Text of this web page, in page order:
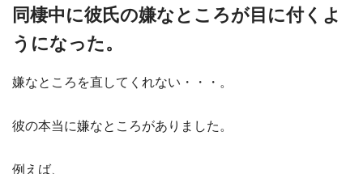
同棲中に彼氏の嫌なところが目に付くよ
うになった。
嫌なところを直してくれない・・・。
彼の本当に嫌なところがありました。
例えば、